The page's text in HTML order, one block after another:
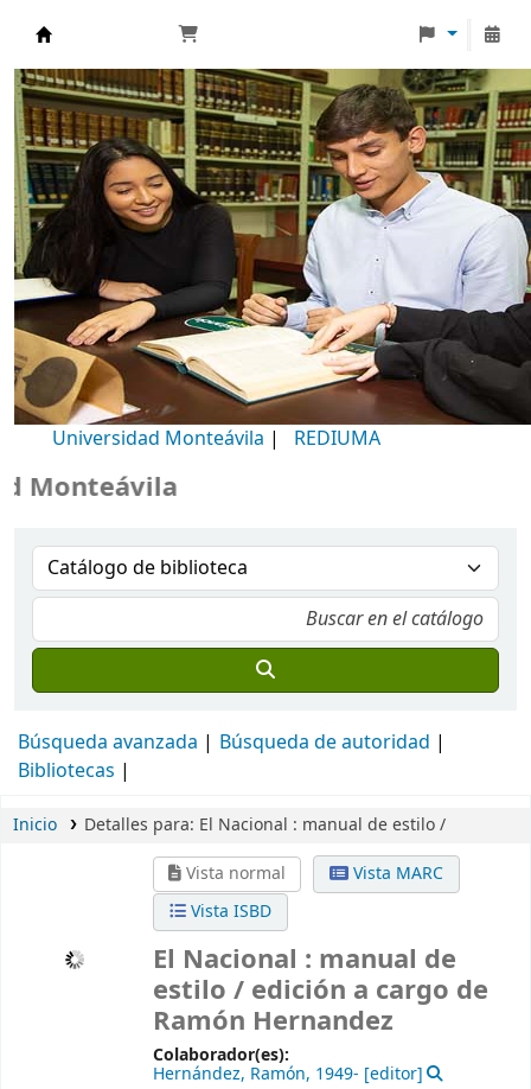
Biblioteca Universidad Monteávila
Universidad Monteávila | REDIUMA
Búsqueda avanzada
Búsqueda de autoridad
Bibliotecas
Inicio Detalles para: El Nacional : manual de estilo /
Vista normal
Vista MARC
Vista ISBD
El Nacional : manual de
estilo / edición a cargo de
Ramón Hernandez
Colaborador(es):
Hernández, Ramón, 1949- [editor]